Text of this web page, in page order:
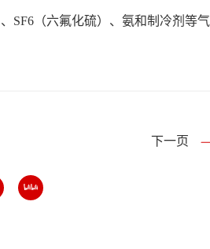
SF6（六氟化硫）、氨和制冷剂等气
下一页